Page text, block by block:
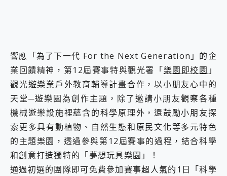
響應「為了下一代 For the Next Generation」的企
業回饋精神，第12屆賽事特與觀光署「樂園即校園 」
觀光遊樂業戶外教育輔導計畫合作，以小朋友心中的
天堂─遊樂園為創作主題，除了邀請小朋友觀察各種
機械遊樂設施裡蘊含的科學原理外，還鼓勵小朋友探
索更多具有動植物、自然生態和原民文化等多元特色
的主題樂園，透過參與第12屆賽事的過程，結合科學
和創意打造獨特的「夢想玩具樂園」！
通過初選的團隊即可免費參加賽事超人氣的1日「科學